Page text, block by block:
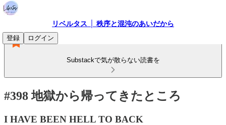
リベルタス │ 秩序と混沌のあいだから
登録
ログイン
Substackで気が散らない読書を
#398 地獄から帰ってきたところ
I HAVE BEEN HELL TO BACK